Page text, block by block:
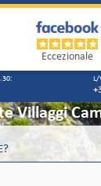
Eccezionale
L/
Villaggi